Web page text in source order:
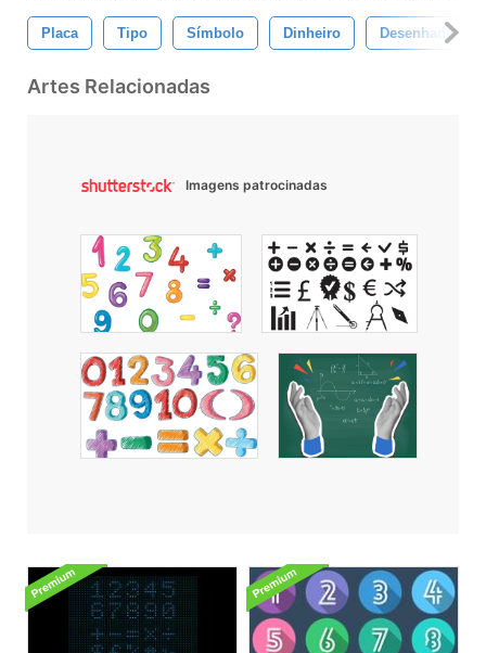
Placa Tipo Símbolo Dinheiro Desenhado À
Artes Relacionadas
Imagens patrocinadas